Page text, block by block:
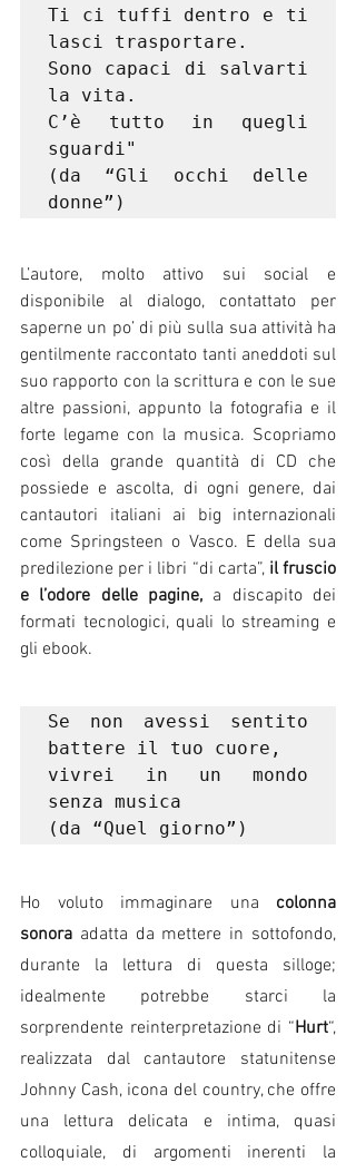
Ti ci tuffi dentro e ti
lasci trasportare.
Sono capaci di salvarti
la vita.
C’è tutto in quegli
sguardi"
(da “Gli occhi delle
donne”)
L’autore, molto attivo sui social e
disponibile al dialogo, contattato per
saperne un po’ di più sulla sua attività ha
gentilmente raccontato tanti aneddoti sul
suo rapporto con la scrittura e con le sue
altre passioni, appunto la fotografia e il
forte legame con la musica. Scopriamo
così della grande quantità di CD che
possiede e ascolta, di ogni genere, dai
cantautori italiani ai big internazionali
come Springsteen o Vasco. E della sua
predilezione per i libri “di carta”, il fruscio
e l’odore delle pagine, a discapito dei
formati tecnologici, quali lo streaming e
gli ebook.
Se non avessi sentito
battere il tuo cuore,
vivrei in un mondo
senza musica
(da “Quel giorno”)
Ho voluto immaginare una colonna
sonora adatta da mettere in sottofondo,
durante la lettura di questa silloge;
idealmente potrebbe starci la
sorprendente reinterpretazione di “Hurt“,
realizzata dal cantautore statunitense
Johnny Cash, icona del country, che offre
una lettura delicata e intima, quasi
colloquiale, di argomenti inerenti la